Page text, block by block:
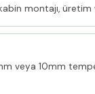
montajı,
veya 10mm